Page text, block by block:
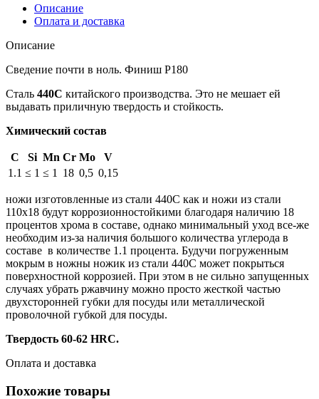
Описание
Оплата и доставка
Описание
Сведение почти в ноль. Финиш Р180
Сталь 440C китайского производства. Это не мешает ей
выдавать приличную твердость и стойкость.
Химический состав
C Si Mn Cr Mo
V
1.1 ≤ 1 ≤ 1 18 0,5 0,15
ножи изготовленные из стали 440С как и ножи из стали
110х18 будут коррозионностойкими благодаря наличию 18
процентов хрома в составе, однако минимальный уход все-же
необходим из-за наличия большого количества углерода в
составе в количестве 1.1 процента. Будучи погруженным
мокрым в ножны ножик из стали 440С может покрыться
поверхностной коррозией. При этом в не сильно запущенных
случаях убрать ржавчину можно просто жесткой частью
двухсторонней губки для посуды или металлической
проволочной губкой для посуды.
Твердость 60-62 HRC.
Оплата и доставка
Похожие товары